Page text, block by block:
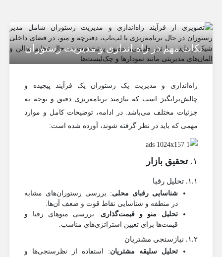
نکات مهم در راه اندازی و مدیریت رستوران
راه‌اندازی و مدیریت یک رستوران یک فرآیند پیچیده و
چالش‌برانگیز است که نیازمند برنامه‌ریزی دقیق و توجه به
جزئیات مختلف می‌باشد. در ادامه، توضیحات کامل و موارد
مهمی که باید در نظر گرفته شوند، آورده شده است:
۱. تحقیق بازار
۱.۱. تحلیل رقبا
شناسایی رقبای محلی : بررسی رستوران‌های مشابه
در منطقه و شناسایی نقاط قوت و ضعف آن‌ها.
تحلیل منو و قیمت‌گذاری: بررسی منوهای رقبا و
قیمت‌ها برای تعیین استراتژی‌های مناسب.
۱.۲. نیازسنجی مشتریان
تحلیل سلیقه مشتریان: استفاده از نظرسنجی‌ها و